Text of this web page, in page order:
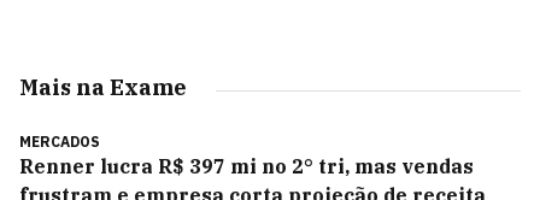
Mais na Exame
MERCADOS
Renner lucra R$ 397 mi no 2° tri, mas vendas
frustram e empresa corta projeção de receita